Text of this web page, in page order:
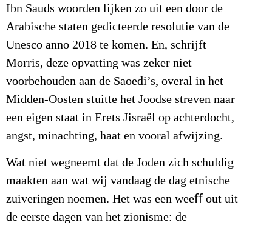
Ibn Sauds woorden lijken zo uit een door de
Arabische staten gedicteerde resolutie van de
Unesco anno 2018 te komen. En, schrijft
Morris, deze opvatting was zeker niet
voorbehouden aan de Saoedi’s, overal in het
Midden-Oosten stuitte het Joodse streven naar
een eigen staat in Erets Jisraël op achterdocht,
angst, minachting, haat en vooral afwijzing.
Wat niet wegneemt dat de Joden zich schuldig
maakten aan wat wij vandaag de dag etnische
zuiveringen noemen. Het was een weeﬀ out uit
de eerste dagen van het zionisme: de